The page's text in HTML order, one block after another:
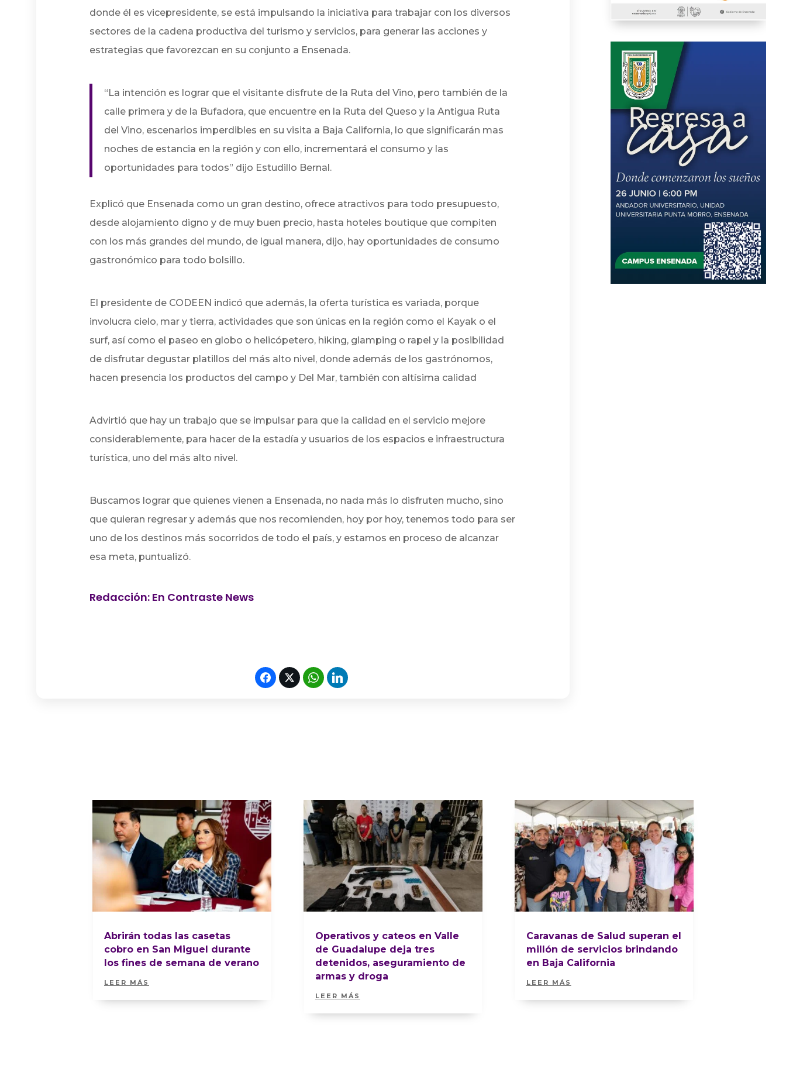
donde él es vicepresidente, se está impulsando la iniciativa para trabajar con los diversos
sectores de la cadena productiva del turismo y servicios, para generar las acciones y
estrategias que favorezcan en su conjunto a Ensenada.
“La intención es lograr que el visitante disfrute de la Ruta del Vino, pero también de la
calle primera y de la Bufadora, que encuentre en la Ruta del Queso y la Antigua Ruta
del Vino, escenarios imperdibles en su visita a Baja California, lo que significarán mas
noches de estancia en la región y con ello, incrementará el consumo y las
oportunidades para todos” dijo Estudillo Bernal.
Explicó que Ensenada como un gran destino, ofrece atractivos para todo presupuesto,
desde alojamiento digno y de muy buen precio, hasta hoteles boutique que compiten
con los más grandes del mundo, de igual manera, dijo, hay oportunidades de consumo
gastronómico para todo bolsillo.
El presidente de CODEEN indicó que además, la oferta turística es variada, porque
involucra cielo, mar y tierra, actividades que son únicas en la región como el Kayak o el
surf, así como el paseo en globo o helicópetero, hiking, glamping o rapel y la posibilidad
de disfrutar degustar platillos del más alto nivel, donde además de los gastrónomos,
hacen presencia los productos del campo y Del Mar, también con altísima calidad
Advirtió que hay un trabajo que se impulsar para que la calidad en el servicio mejore
considerablemente, para hacer de la estadía y usuarios de los espacios e infraestructura
turística, uno del más alto nivel.
Buscamos lograr que quienes vienen a Ensenada, no nada más lo disfruten mucho, sino
que quieran regresar y además que nos recomienden, hoy por hoy, tenemos todo para ser
uno de los destinos más socorridos de todo el país, y estamos en proceso de alcanzar
esa meta, puntualizó.
Redacción: En Contraste News
Abrirán todas las casetas
cobro en San Miguel durante
los fines de semana de verano
LEER MÁS
Operativos y cateos en Valle
de Guadalupe deja tres
detenidos, aseguramiento de
armas y droga
LEER MÁS
Caravanas de Salud superan el
millón de servicios brindando
en Baja California
LEER MÁS